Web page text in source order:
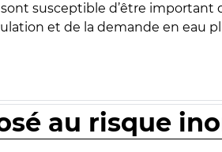
susceptible d’être important
et de la demande en eau
au risque